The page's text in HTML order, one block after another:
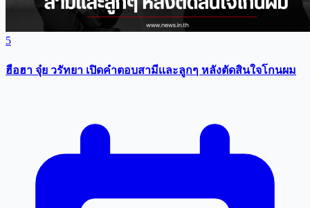
5
ฮือฮา จุ๋ย วรัทยา เปิดคำตอบสามีเเละลูกๆ หลังตัดสินใจโกนผม